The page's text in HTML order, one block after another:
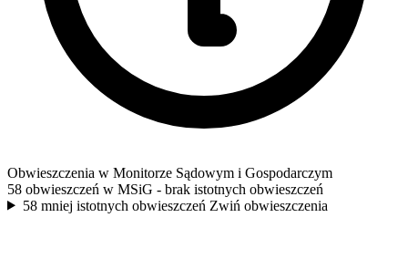
Obwieszczenia w Monitorze Sądowym i Gospodarczym
58 obwieszczeń w MSiG - brak istotnych obwieszczeń
58 mniej istotnych obwieszczeń Zwiń obwieszczenia